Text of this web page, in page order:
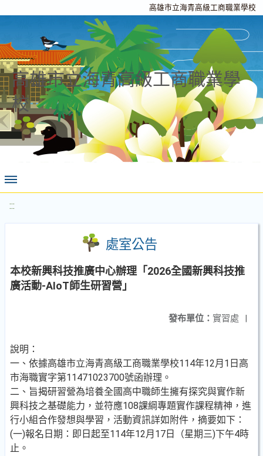
高雄市立海青高級工商職業學校
高雄市立海青高級工商職業學
校
:::
處室公告
本校新興科技推廣中心辦理「2026全國新興科技推
廣活動-AIoT師生研習營」
發布單位： 實習處 |
說明：
一、依據高雄市立海青高級工商職業學校114年12月1日高
市海職實字第11471023700號函辦理。
二、旨揭研習營為培養全國高中職師生擁有探究與實作新
興科技之基礎能力，並符應108課綱專題實作課程精神，進
行小組合作發想與學習，活動資訊詳如附件，摘要如下：
(一)報名日期：即日起至114年12月17日（星期三)下午4時
止。